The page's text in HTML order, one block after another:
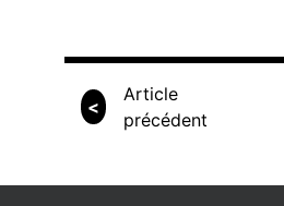
<
Article
précédent